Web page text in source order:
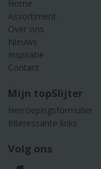
Home
Assortiment
Over ons
Nieuws
Inspiratie
Contact
Mijn topSlijter
Herroepingsformulier
Interessante links
Volg ons